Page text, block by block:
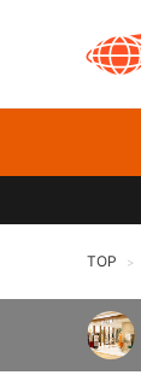
TOP >